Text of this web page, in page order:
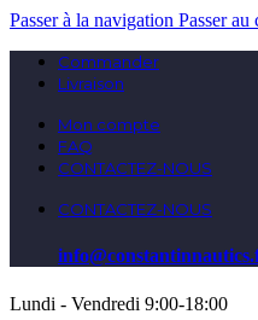
Passer à la navigation Passer
Commander
Livraison
Mon compte
FAQ
CONTACTEZ-NOUS
CONTACTEZ-NOUS
Lundi - Vendredi 9:00-18:00